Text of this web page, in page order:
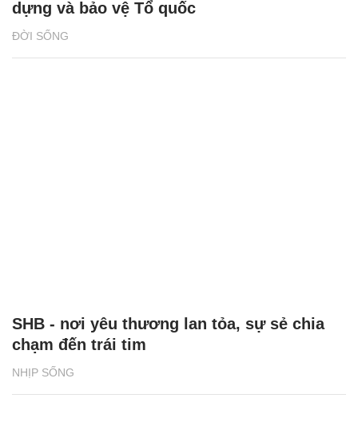
ĐỜI SỐNG
dựng và bảo vệ Tổ quốc
NHỊP SỐNG
SHB - nơi yêu thương lan tỏa, sự sẻ chia
chạm đến trái tim